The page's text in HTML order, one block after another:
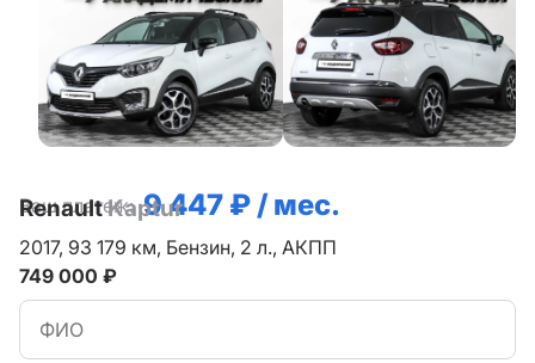
Ваш платеж: 9 447 ₽ / мес.
RenaultKaptur
2017, 93 179 км, Бензин, 2 л., АКПП
749 000 ₽